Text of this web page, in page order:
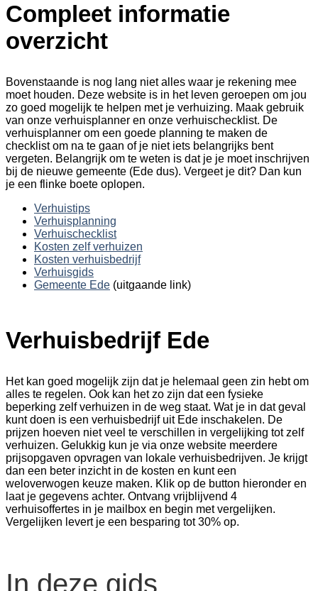
Compleet informatie
overzicht
Bovenstaande is nog lang niet alles waar je rekening mee
moet houden. Deze website is in het leven geroepen om jou
zo goed mogelijk te helpen met je verhuizing. Maak gebruik
van onze verhuisplanner en onze verhuischecklist. De
verhuisplanner om een goede planning te maken de
checklist om na te gaan of je niet iets belangrijks bent
vergeten. Belangrijk om te weten is dat je je moet inschrijven
bij de nieuwe gemeente (Ede dus). Vergeet je dit? Dan kun
je een flinke boete oplopen.
Verhuistips
Verhuisplanning
Verhuischecklist
Kosten zelf verhuizen
Kosten verhuisbedrijf
Verhuisgids
Gemeente Ede (uitgaande link)
Verhuisbedrijf Ede
Het kan goed mogelijk zijn dat je helemaal geen zin hebt om
alles te regelen. Ook kan het zo zijn dat een fysieke
beperking zelf verhuizen in de weg staat. Wat je in dat geval
kunt doen is een verhuisbedrijf uit Ede inschakelen. De
prijzen hoeven niet veel te verschillen in vergelijking tot zelf
verhuizen. Gelukkig kun je via onze website meerdere
prijsopgaven opvragen van lokale verhuisbedrijven. Je krijgt
dan een beter inzicht in de kosten en kunt een
weloverwogen keuze maken. Klik op de button hieronder en
laat je gegevens achter. Ontvang vrijblijvend 4
verhuisoffertes in je mailbox en begin met vergelijken.
Vergelijken levert je een besparing tot 30% op.
In deze gids